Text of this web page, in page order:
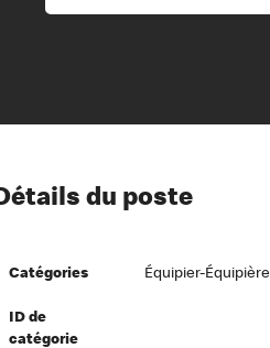
à l’égard de nos employés
directeurs
équité et inclusion
au travail
du poste
Catégories Équipier-Équipière
ID de
catégorie